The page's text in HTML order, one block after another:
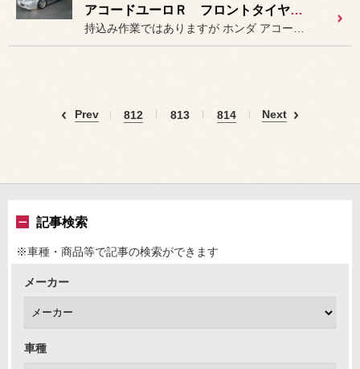
アコードユーロＲ フロントタイヤ組替え（持込み）
Prev 812 813 814 Next
記事検索
※車種・商品等で記事の検索ができます
メーカー
車種